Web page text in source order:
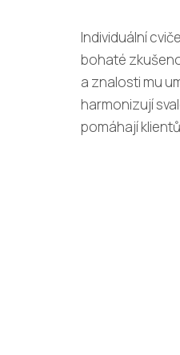
Individuální
bohaté
a znalosti mu
harmonizují
pomáhají